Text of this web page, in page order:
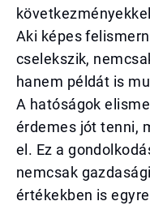
Aki képes
cselekszik,
hanem példát is
A hatóságok
érdemes jót tenni,
el. Ez a
nemcsak
értékekben is